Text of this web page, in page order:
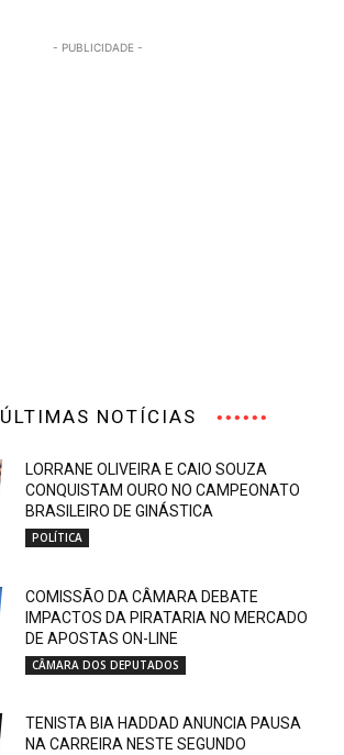
- PUBLICIDADE -
ÚLTIMAS NOTÍCIAS
LORRANE OLIVEIRA E CAIO SOUZA
CONQUISTAM OURO NO CAMPEONATO
BRASILEIRO DE GINÁSTICA
POLÍTICA
COMISSÃO DA CÂMARA DEBATE
IMPACTOS DA PIRATARIA NO MERCADO
DE APOSTAS ON-LINE
CÂMARA DOS DEPUTADOS
TENISTA BIA HADDAD ANUNCIA PAUSA
NA CARREIRA NESTE SEGUNDO